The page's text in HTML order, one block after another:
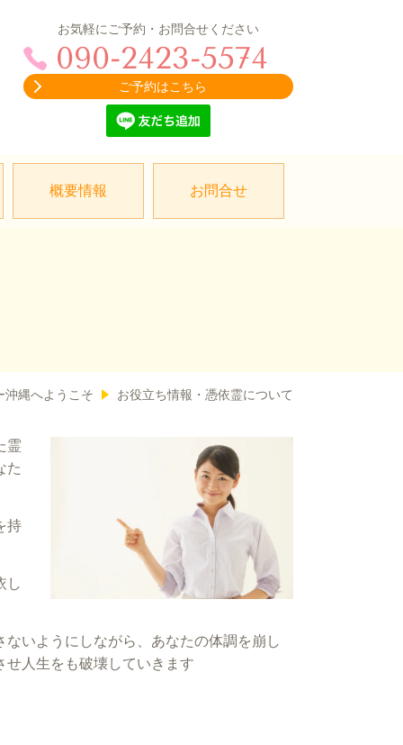
お気軽にご予約・お問合せください
090-2423-5574
ご予約はこちら
概要情報 お問合せ
沖縄へようこそ お役立ち情報・憑依霊について
霊
た
持
し
いようにしながら、あなたの体調を崩し
人生をも破壊していきます